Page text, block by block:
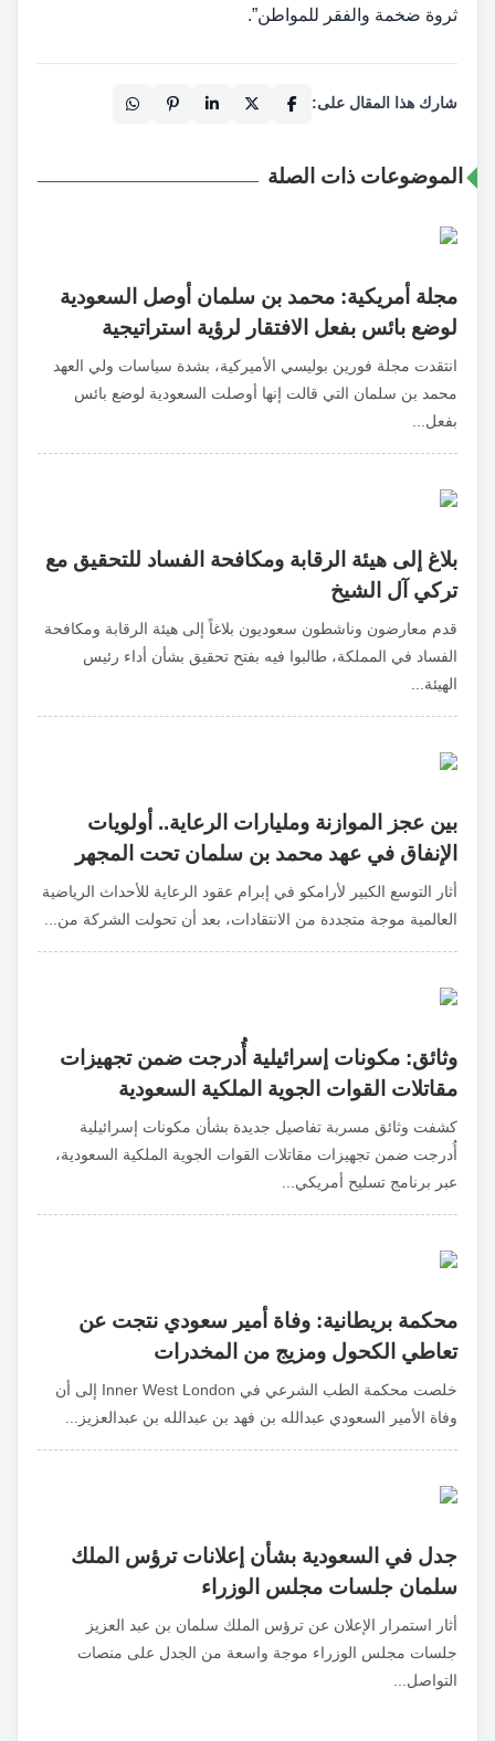
ثروة ضخمة والفقر للمواطن”.
شارك هذا المقال على:
الموضوعات ذات الصلة
مجلة أمريكية: محمد بن سلمان أوصل السعودية
لوضع بائس بفعل الافتقار لرؤية استراتيجية
انتقدت مجلة فورين بوليسي الأميركية، بشدة سياسات ولي العهد
محمد بن سلمان التي قالت إنها أوصلت السعودية لوضع بائس
بفعل...
بلاغ إلى هيئة الرقابة ومكافحة الفساد للتحقيق مع
تركي آل الشيخ
قدم معارضون وناشطون سعوديون بلاغاً إلى هيئة الرقابة ومكافحة
الفساد في المملكة، طالبوا فيه بفتح تحقيق بشأن أداء رئيس
الهيئة...
بين عجز الموازنة ومليارات الرعاية.. أولويات
الإنفاق في عهد محمد بن سلمان تحت المجهر
أثار التوسع الكبير لأرامكو في إبرام عقود الرعاية للأحداث الرياضية
العالمية موجة متجددة من الانتقادات، بعد أن تحولت الشركة من...
وثائق: مكونات إسرائيلية أُدرجت ضمن تجهيزات
مقاتلات القوات الجوية الملكية السعودية
كشفت وثائق مسربة تفاصيل جديدة بشأن مكونات إسرائيلية
أُدرجت ضمن تجهيزات مقاتلات القوات الجوية الملكية السعودية،
عبر برنامج تسليح أمريكي...
محكمة بريطانية: وفاة أمير سعودي نتجت عن
تعاطي الكحول ومزيج من المخدرات
خلصت محكمة الطب الشرعي في Inner West London إلى أن
وفاة الأمير السعودي عبدالله بن فهد بن عبدالله بن عبدالعزيز...
جدل في السعودية بشأن إعلانات ترؤس الملك
سلمان جلسات مجلس الوزراء
أثار استمرار الإعلان عن ترؤس الملك سلمان بن عبد العزيز
جلسات مجلس الوزراء موجة واسعة من الجدل على منصات
التواصل...